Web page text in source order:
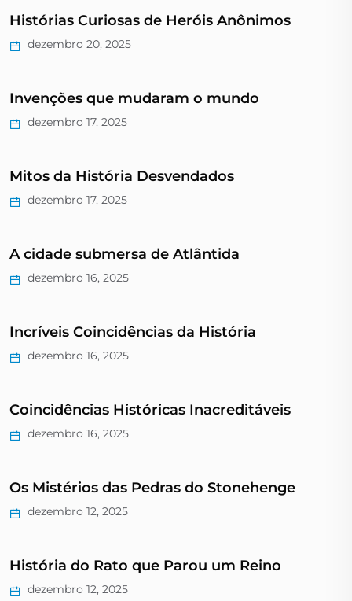
Histórias Curiosas de Heróis Anônimos
dezembro 20, 2025
Invenções que mudaram o mundo
dezembro 17, 2025
Mitos da História Desvendados
dezembro 17, 2025
A cidade submersa de Atlântida
dezembro 16, 2025
Incríveis Coincidências da História
dezembro 16, 2025
Coincidências Históricas Inacreditáveis
dezembro 16, 2025
Os Mistérios das Pedras do Stonehenge
dezembro 12, 2025
História do Rato que Parou um Reino
dezembro 12, 2025